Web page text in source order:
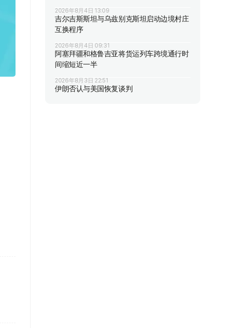
2026年8月4日 13:09
吉尔吉斯斯坦与乌兹别克斯坦启动边境村庄
互换程序
2026年8月4日 09:31
阿塞拜疆和格鲁吉亚将货运列车跨境通行时
间缩短近一半
2026年8月3日 22:51
伊朗否认与美国恢复谈判